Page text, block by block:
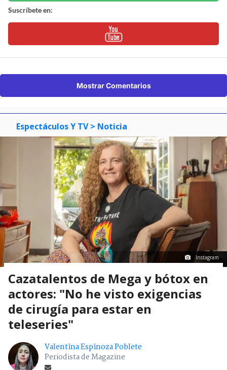
Suscríbete en:
Mostrar Comentarios
Espectáculos Y TV > Noticia
Instagram
Cazatalentos de Mega y bótox en
actores: "No he visto exigencias
de cirugía para estar en
teleseries"
Valentina Espinoza Poblete
Periodista de Magazine